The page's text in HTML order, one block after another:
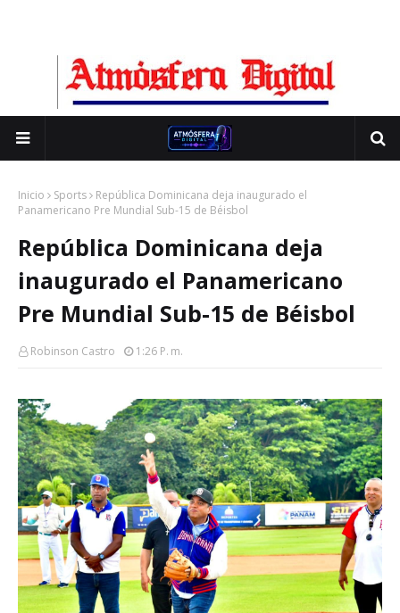
Inicio Sports
República Dominicana deja inaugurado el
Panamericano Pre Mundial Sub-15 de Béisbol
República Dominicana deja
inaugurado el Panamericano
Pre Mundial Sub-15 de Béisbol
Robinson Castro 1:26 P. M.